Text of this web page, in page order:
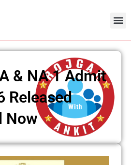
& NA 1 Admit
Released
Now